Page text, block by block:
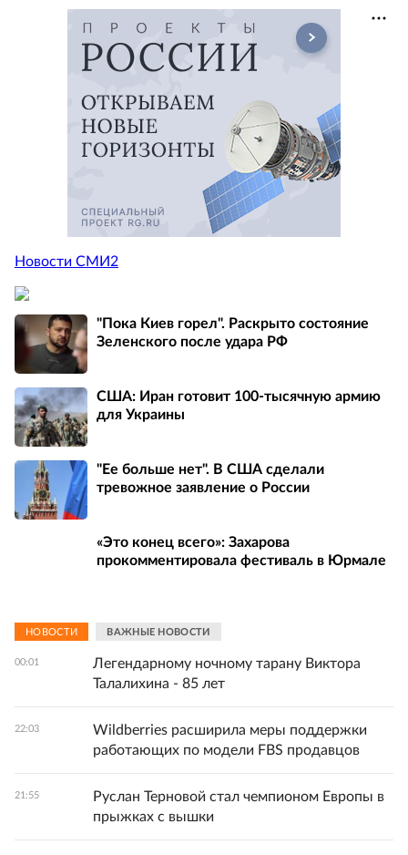
Новости СМИ2
"Пока Киев горел". Раскрыто состояние
Зеленского после удара РФ
США: Иран готовит 100-тысячную армию
для Украины
"Ее больше нет". В США сделали
тревожное заявление о России
«Это конец всего»: Захарова
прокомментировала фестиваль в Юрмале
НОВОСТИ ВАЖНЫЕ НОВОСТИ
00:01
Легендарному ночному тарану Виктора
Талалихина - 85 лет
22:03
Wildberries расширила меры поддержки
работающих по модели FBS продавцов
21:55
Руслан Терновой стал чемпионом Европы в
прыжках с вышки